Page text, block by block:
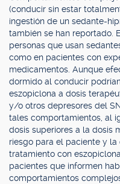
(conducir sin estar
ingestión de un sedante-
también se han reportado.
personas que usan
como en pacientes con
medicamentos. Aunque
dormido al conducir
eszopiclona a dosis
y/o otros depresores del
tales comportamientos, al
dosis superiores a la dosis
riesgo para el paciente y
tratamiento con
pacientes que informen
comportamientos